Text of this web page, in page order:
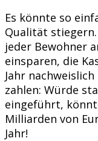
Es könnte so
Qualität
jeder Bewohner
einsparen, die
Jahr
zahlen: Würde
eingeführt,
Milliarden von
Jahr!